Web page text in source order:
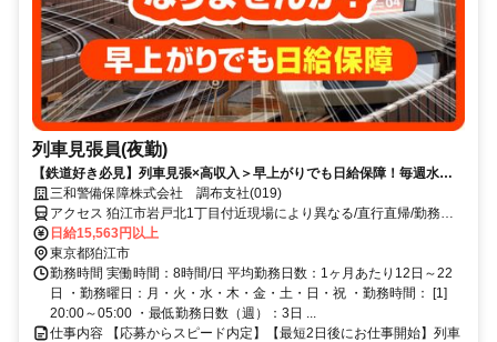
列車見張員(夜勤)
【鉄道好き必見】列車見張×高収入＞早上がりでも日給保障！毎週水曜
が給料日！日払いもOK！
三和警備保障株式会社 調布支社(019)
アクセス 狛江市岩戸北1丁目付近現場により異なる/直行直帰/勤務地
相談可■電話面接■来社不要
日給15,563円以上
東京都狛江市
勤務時間 実働時間：8時間/日 平均勤務日数：1ヶ月あたり12日～22
日 ・勤務曜日：月・火・水・木・金・土・日・祝 ・勤務時間： [1]
20:00～05:00 ・最低勤務日数（週）：3日 ...
仕事内容 【応募からスピード内定】【最短2日後にお仕事開始】列車